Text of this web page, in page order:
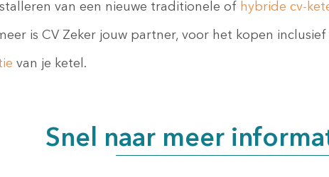
van een nieuwe traditionele of hybride cv-
is CV Zeker jouw partner, voor het kopen inclusief
van je ketel.
Snel naar meer